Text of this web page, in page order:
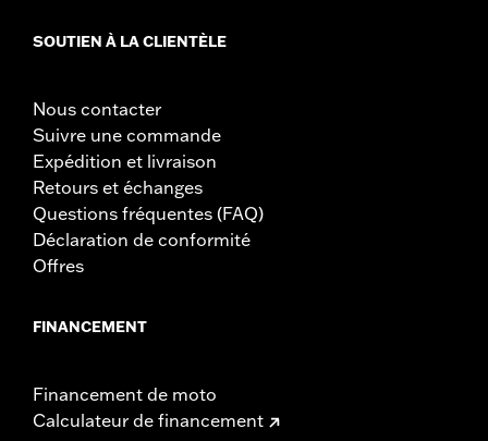
SOUTIEN À LA CLIENTÈLE
Nous contacter
Suivre une commande
Expédition et livraison
Retours et échanges
Questions fréquentes (FAQ)
Déclaration de conformité
Offres
FINANCEMENT
Financement de moto
Calculateur de financement